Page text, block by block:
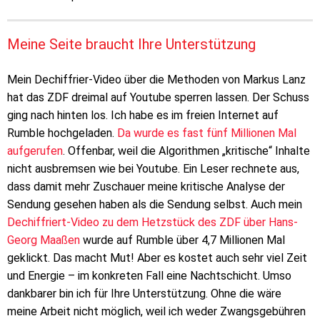
Meine Seite braucht Ihre Unterstützung
Mein Dechiffrier-Video über die Methoden von Markus Lanz
hat das ZDF dreimal auf Youtube sperren lassen. Der Schuss
ging nach hinten los. Ich habe es im freien Internet auf
Rumble hochgeladen. Da wurde es fast fünf Millionen Mal
aufgerufen. Offenbar, weil die Algorithmen „kritische“ Inhalte
nicht ausbremsen wie bei Youtube. Ein Leser rechnete aus,
dass damit mehr Zuschauer meine kritische Analyse der
Sendung gesehen haben als die Sendung selbst. Auch mein
Dechiffriert-Video zu dem Hetzstück des ZDF über Hans-
Georg Maaßen wurde auf Rumble über 4,7 Millionen Mal
geklickt. Das macht Mut! Aber es kostet auch sehr viel Zeit
und Energie – im konkreten Fall eine Nachtschicht. Umso
dankbarer bin ich für Ihre Unterstützung. Ohne die wäre
meine Arbeit nicht möglich, weil ich weder Zwangsgebühren